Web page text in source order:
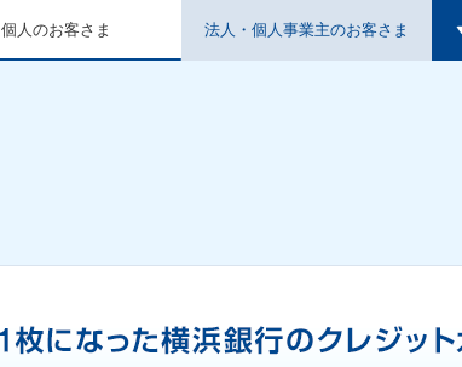
個人のお客さま 法人・個人事業主のお客さま